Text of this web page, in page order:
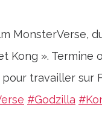
MonsterVerse,
Kong ».
pour travailler sur
#Godzilla